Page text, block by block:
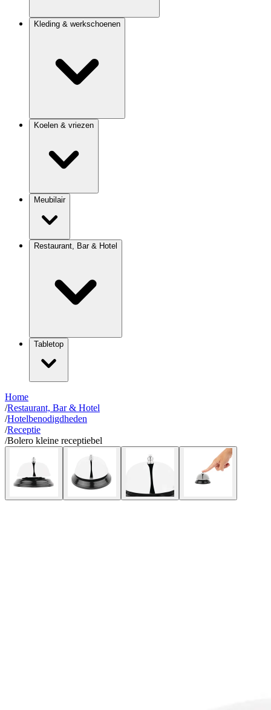
Kleding & werkschoenen
Koelen & vriezen
Meubilair
Restaurant, Bar & Hotel
Tabletop
Home
/Restaurant, Bar & Hotel
/Hotelbenodigdheden
/Receptie
/Bolero kleine receptiebel